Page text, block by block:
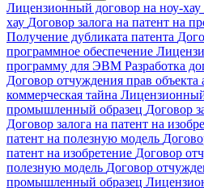
Лицензионный договор на ноу-хау
хау Договор залога на патент на
Получение дубликата патента
программное обеспечение
программу для ЭВМ Разработка
Договор отчуждения прав объекта
коммерческая тайна
промышленный образец Договор
Договор залога на патент на
патент на полезную модель
патент на изобретение Договор
полезную модель Договор
промышленный образец